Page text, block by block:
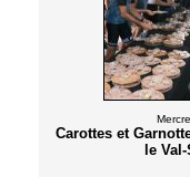
Carottes et
le